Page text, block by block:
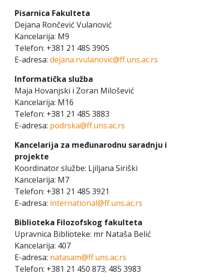
Pisarnica Fakulteta
Dejana Rončević Vulanović
Kancelarija: M9
Telefon: +381 21 485 3905
E-adresa: dejana.rvulanovic@ff.uns.ac.rs
Informatička služba
Maja Hovanjski i Zoran Milošević
Kancelarija: M16
Telefon: +381 21 485 3883
E-adresa: podrska@ff.uns.ac.rs
Kancelarija za međunarodnu saradnju i
projekte
Koordinator službe: Ljiljana Siriški
Kancelarija: M7
Telefon: +381 21 485 3921
E-adresa: international@ff.uns.ac.rs
Biblioteka Filozofskog fakulteta
Upravnica Biblioteke: mr Nataša Belić
Kancelarija: 407
E-adresa: natasam@ff.uns.ac.rs
Telefon: +381 21 450 873; 485 3983